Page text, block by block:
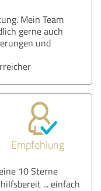
Mein Team
gerne auch
und
Empfehlung
10 Sterne
... einfach